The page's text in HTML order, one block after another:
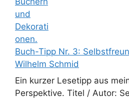
Buch-Tipp Nr. 3:
Wilhelm Schmid
Ein kurzer Lesetipp aus
Perspektive. Titel / Autor: